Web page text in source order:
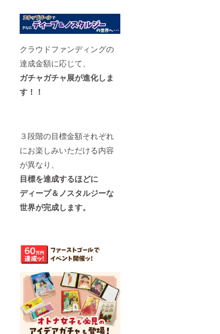
クラウドファンディングの
達成金額に応じて、
ガチャガチャ展が進化しま
す！！
３段階の目標金額それぞれ
にお楽しみいただける内容
が異なり、
目標を達成するほどに
ディープ＆ノスタルジーな
世界が完成します。